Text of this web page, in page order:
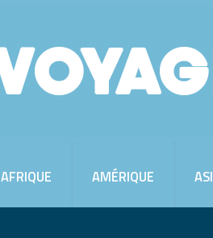
AFRIQUE AMÉRIQUE